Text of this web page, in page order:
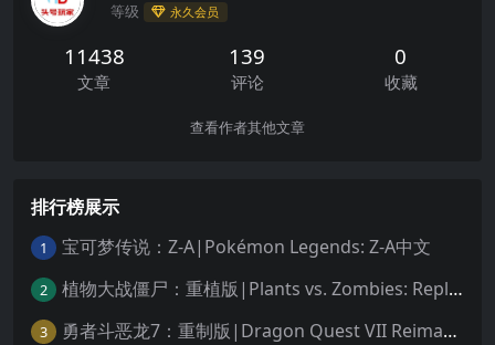
等级 永久会员
11438
文章
139
评论
0
收藏
查看作者其他文章
排行榜展示
1 宝可梦传说：Z-A|Pokémon Legends: Z-A中文
2 植物大战僵尸：重植版|Plants vs. Zombies: Replanted中文
3 勇者斗恶龙7：重制版|Dragon Quest VII Reimagined中文